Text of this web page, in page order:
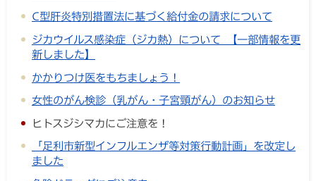
C型肝炎特別措置法に基づく給付金の請求について
ジカウイルス感染症（ジカ熱）について 【一部情報を更
新しました】
かかりつけ医をもちましょう！
女性のがん検診（乳がん・子宮頸がん）のお知らせ
ヒトスジシマカにご注意を！
「足利市新型インフルエンザ等対策行動計画」を改定し
ました